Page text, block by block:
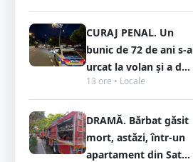
CURAJ PENAL. Un
bunic de 72 de ani s-a
urcat la volan și a d...
13 ore • Locale
DRAMĂ. Bărbat găsit
mort, astăzi, într-un
apartament din Sat...